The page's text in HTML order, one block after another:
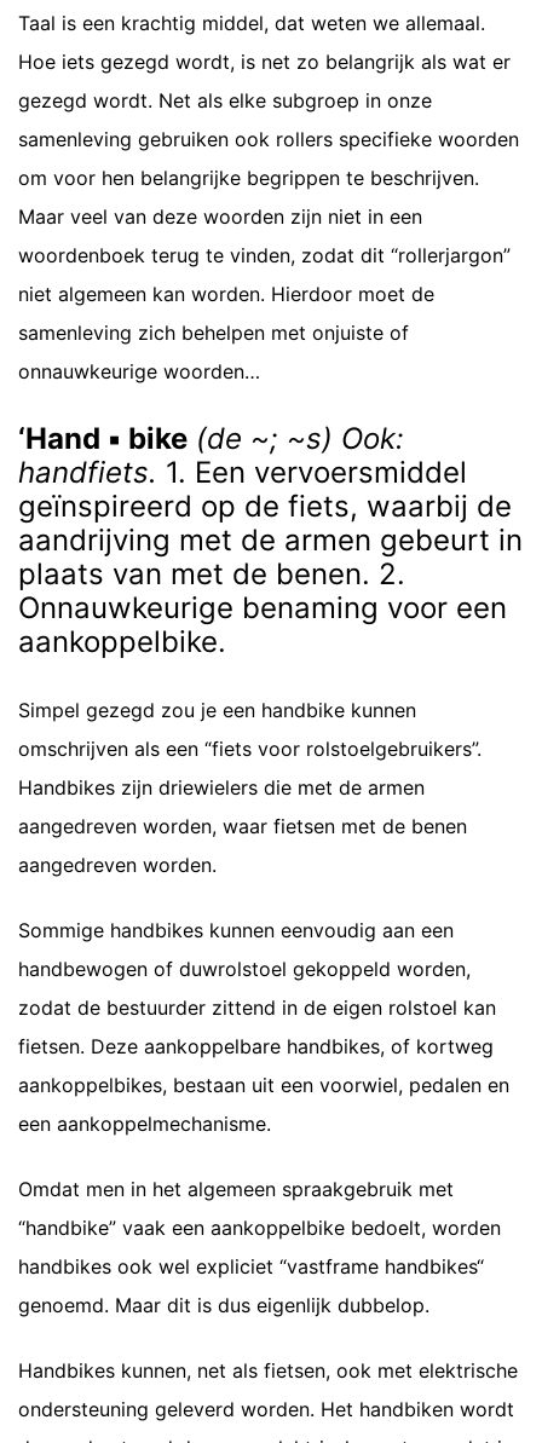
Taal is een krachtig middel, dat weten we allemaal.
Hoe iets gezegd wordt, is net zo belangrijk als wat er
gezegd wordt. Net als elke subgroep in onze
samenleving gebruiken ook rollers specifieke woorden
om voor hen belangrijke begrippen te beschrijven.
Maar veel van deze woorden zijn niet in een
woordenboek terug te vinden, zodat dit “rollerjargon”
niet algemeen kan worden. Hierdoor moet de
samenleving zich behelpen met onjuiste of
onnauwkeurige woorden…
‘Hand ▪ bike (de ~; ~s) Ook:
handfiets. 1. Een vervoersmiddel
geïnspireerd op de fiets, waarbij de
aandrijving met de armen gebeurt in
plaats van met de benen. 2.
Onnauwkeurige benaming voor een
aankoppelbike.
Simpel gezegd zou je een handbike kunnen
omschrijven als een “fiets voor rolstoelgebruikers”.
Handbikes zijn driewielers die met de armen
aangedreven worden, waar fietsen met de benen
aangedreven worden.
Sommige handbikes kunnen eenvoudig aan een
handbewogen of duwrolstoel gekoppeld worden,
zodat de bestuurder zittend in de eigen rolstoel kan
fietsen. Deze aankoppelbare handbikes, of kortweg
aankoppelbikes, bestaan uit een voorwiel, pedalen en
een aankoppelmechanisme.
Omdat men in het algemeen spraakgebruik met
“handbike” vaak een aankoppelbike bedoelt, worden
handbikes ook wel expliciet “vastframe handbikes“
genoemd. Maar dit is dus eigenlijk dubbelop.
Handbikes kunnen, net als fietsen, ook met elektrische
ondersteuning geleverd worden. Het handbiken wordt